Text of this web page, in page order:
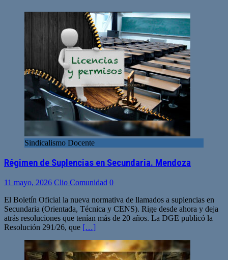
Sindicalismo Docente
Régimen de Suplencias en Secundaria. Mendoza
11 mayo, 2026 Clio Comunidad 0
El Boletín Oficial la nueva normativa de llamados a suplencias en
Secundaria (Orientada, Técnica y CENS). Rige desde ahora y deja
atrás resoluciones que tenían más de 20 años. La DGE publicó la
Resolución 291/26, que […]